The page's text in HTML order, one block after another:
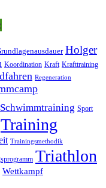
Holger
Koordination Kraft Krafttraining
Regeneration
Schwimmtraining Sport
Training
Trainingsmethodik
Triathlon
Wettkampf